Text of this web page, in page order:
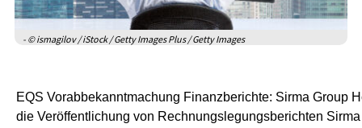
- © ismagilov / iStock / Getty Images Plus / Getty Images
EQS Vorabbekanntmachung Finanzberichte: Sirma Group
die Veröffentlichung von Rechnungslegungsberichten